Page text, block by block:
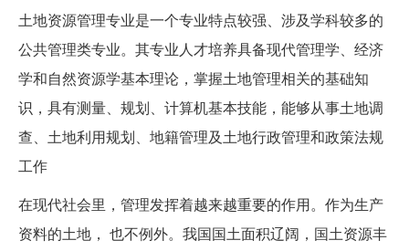
土地资源管理专业是一个专业特点较强、涉及学科较多的
公共管理类专业。其专业人才培养具备现代管理学、经济
学和自然资源学基本理论，掌握土地管理相关的基础知
识，具有测量、规划、计算机基本技能，能够从事土地调
查、土地利用规划、地籍管理及土地行政管理和政策法规
工作
在现代社会里，管理发挥着越来越重要的作用。作为生产
资料的土地， 也不例外。我国国土面积辽阔，国土资源丰